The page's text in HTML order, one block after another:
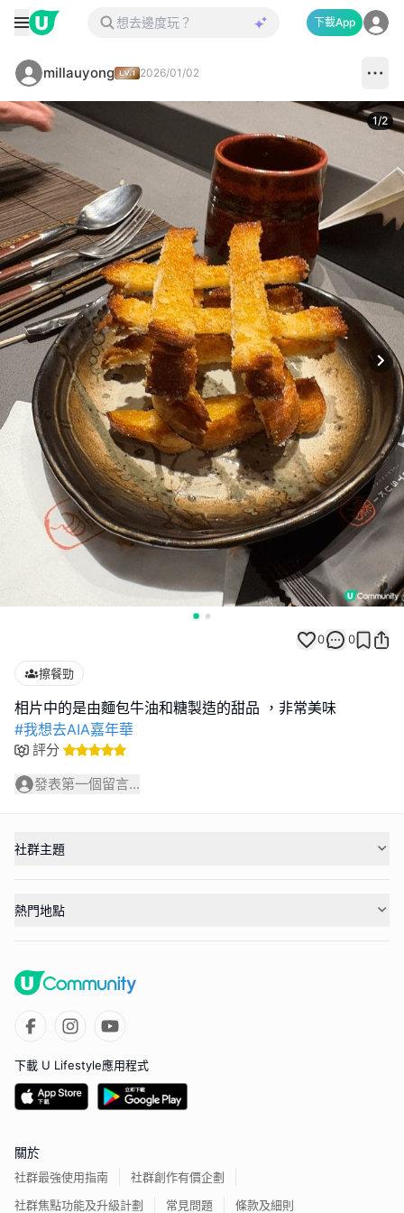
下載App
millauyong 2026/01/02
1/2
0 0
擦餐勁
#我想去AIA嘉年華
評分
發表第一個留言...
社群主題
熱門地點
下載 U Lifestyle應用程式
關於
社群最強使用指南
社群創作有價企劃
社群焦點功能及升級計劃
常見問題 條款及細則